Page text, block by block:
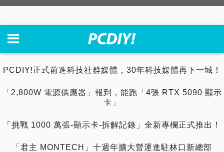
PCDIY!正式前進科技社群媒體，30年科技媒體再下一城！
「2,800W 電源供應器」報到，能跑「4張 RTX 5090 顯示
卡」
「挑戰 1000 萬張-顯示卡-拆解記錄」全新專欄正式推出！
「君主 MONTECH」十週年擴大營運進駐林口新總部